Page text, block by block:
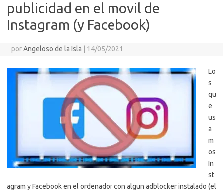
publicidad en el movil de
Instagram (y Facebook)
porAngeloso de la Isla 14/05/2021
Lo
s
qu
e
us
a
m
os
In
st
agram y Facebook en el ordenador con algun adblocker instalado (el